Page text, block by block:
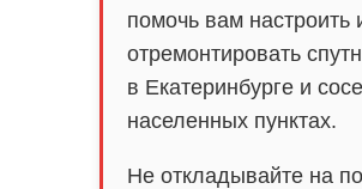
помочь вам настроить
отремонтировать
в Екатеринбурге и
населенных пунктах.
Не откладывайте на